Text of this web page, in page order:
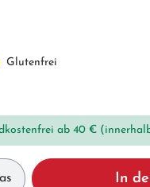
Glutenfrei
ab 40 €
In